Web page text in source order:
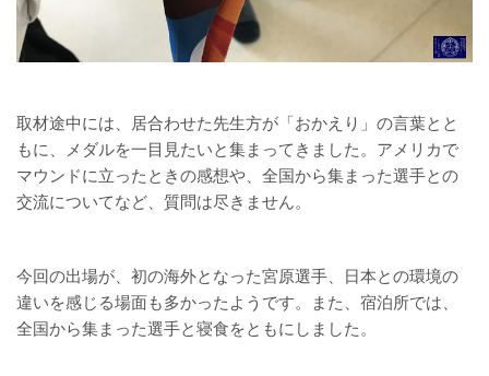
取材途中には、居合わせた先生方が「おかえり」の言葉とと
もに、メダルを一目見たいと集まってきました。アメリカで
マウンドに立ったときの感想や、全国から集まった選手との
交流についてなど、質問は尽きません。
今回の出場が、初の海外となった宮原選手、日本との環境の
違いを感じる場面も多かったようです。また、宿泊所では、
全国から集まった選手と寝食をともにしました。